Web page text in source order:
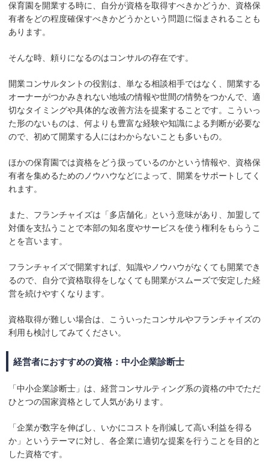
保育園を開業する時に、自分が資格を取得すべきかどうか、資格保
有者をどの程度確保すべきかどうかという問題に悩まされることも
あります。
そんな時、頼りになるのはコンサルの存在です。
開業コンサルタントの役割は、単なる相談相手ではなく、開業する
オーナーがつかみきれない地域の情報や世間の情勢をつかんで、適
切なタイミングや具体的な改善方法を提案することです。こういっ
た形のないものは、何よりも豊富な経験や知識による判断が必要な
ので、初めて開業する人にはわからないことも多いもの。
ほかの保育園では資格をどう扱っているのかという情報や、資格保
有者を集めるためのノウハウなどによって、開業をサポートしてく
れます。
また、フランチャイズは「多店舗化」という意味があり、加盟して
対価を支払うことで本部の知名度やサービスを使う権利をもらうこ
とを言います。
フランチャイズで開業すれば、知識やノウハウがなくても開業でき
るので、自分で資格取得をしなくても開業がスムーズで安定した経
営を続けやすくなります。
資格取得が難しい場合は、こういったコンサルやフランチャイズの
利用も検討してみてください。
経営者におすすめの資格：中小企業診断士
「中小企業診断士」は、経営コンサルティング系の資格の中でただ
ひとつの国家資格として人気があります。
「企業が数字を伸ばし、いかにコストを削減して高い利益を得る
か」というテーマに対し、各企業に適切な提案を行うことを目的と
した資格です。